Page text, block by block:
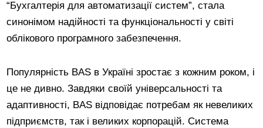
“Бухгалтерія для автоматизації систем”, стала
синонімом надійності та функціональності у світі
облікового програмного забезпечення.
Популярність BAS в Україні зростає з кожним роком, і
це не дивно. Завдяки своїй універсальності та
адаптивності, BAS відповідає потребам як невеликих
підприємств, так і великих корпорацій. Система